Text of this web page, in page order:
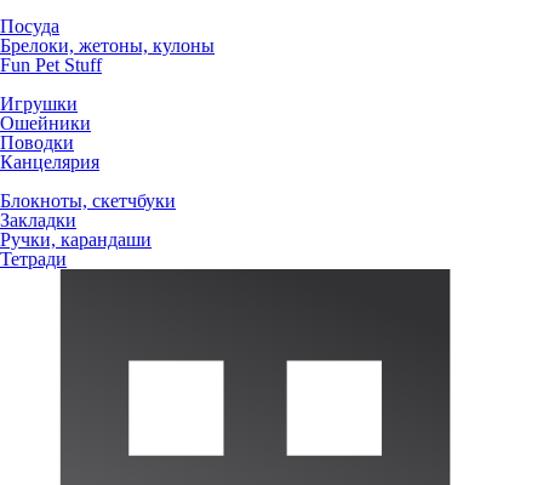
Посуда
Брелоки, жетоны, кулоны
Fun Pet Stuff
Игрушки
Ошейники
Поводки
Канцелярия
Блокноты, скетчбуки
Закладки
Ручки, карандаши
Тетради